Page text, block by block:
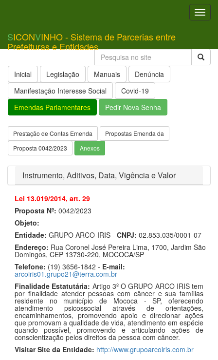
SICONVINHO - Sistema de Parcerias entre
Prefeituras e Entidades
Inicial Legislação Manuais
Denúncia
Manifestação Interesse Social
Covid-19
Emendas Parlamentares
Pedir Nova Senha
Prestação de Contas Emenda
Propostas Emenda da
Proposta 0042/2023
Anexos
Instrumento, Aditivos, Data, Vigência e Valor
Lei 13.019/2014, art. 29
Proposta Nº: 0042/2023
Objeto:
Entidade: GRUPO ARCO-IRIS - CNPJ: 02.853.035/0001-07
Endereço: Rua Coronel José Pereira Lima, 1700, Jardim São
Domingos, CEP 13730-220, MOCOCA/SP
Telefone: (19) 3656-1842 - E-mail:
arcoiris01.grupo21@terra.com.br
Finalidade Estatutária: Artigo 3º O GRUPO ARCO IRIS tem
por finalidade atender pessoas com câncer e sua famílias
residente no município de Mococa - SP, oferecendo
atendimento psicossocial através de orientações,
encaminhamentos, promovendo apoio e direcionar ações
que promovam a qualidade de vida, atendimento em espécie
quando possível, promovendo e articulando ações de
conscientização pelos direitos da pessoa com câncer.
Visitar Site da Entidade: http://www.grupoarcoiris.com.br